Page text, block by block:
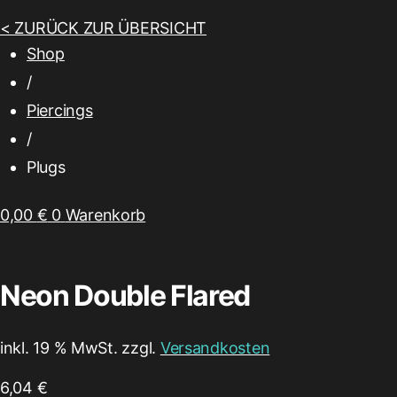
< ZURÜCK ZUR ÜBERSICHT
Shop
/
Piercings
/
Plugs
0,00 € 0 Warenkorb
Neon Double Flared
inkl. 19 % MwSt. zzgl. Versandkosten
6,04 €